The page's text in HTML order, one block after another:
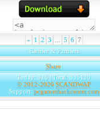
« 1 2 3 5 6 7
Banner & Partners
Share|
Today: 326 | Total: 335130
© 2012-2026 SCANDWAP
Support: pcgameshackcenter.com